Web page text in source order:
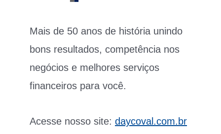
Mais de 50 anos de história unindo
bons resultados, competência nos
negócios e melhores serviços
financeiros para você.
Acesse nosso site: daycoval.com.br